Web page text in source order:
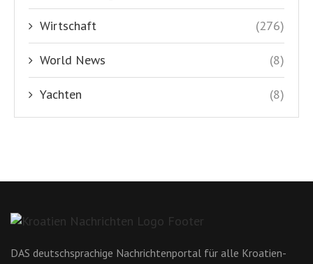
Wirtschaft (276)
World News (8)
Yachten (8)
DAS deutschsprachige Nachrichtenportal für alle Kroatien-